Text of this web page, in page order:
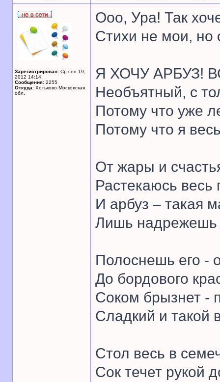
Зарегистрирован: Ср сен 19,
2012 14:14
Сообщения: 2255
Откуда: Хотьково Московская
обл.
Ооо, Ура! Так
Стихи не мои, но
Я ХОЧУ АРБУЗ!
Необъятный, с
Потому что уже
Потому что я
От жары и
Растекаюсь весь
И арбуз – такая
Лишь надрежешь
Полоснешь его -
До бордового
Соком брызнет -
Сладкий и такой
Стол весь в
Сок течет рукой